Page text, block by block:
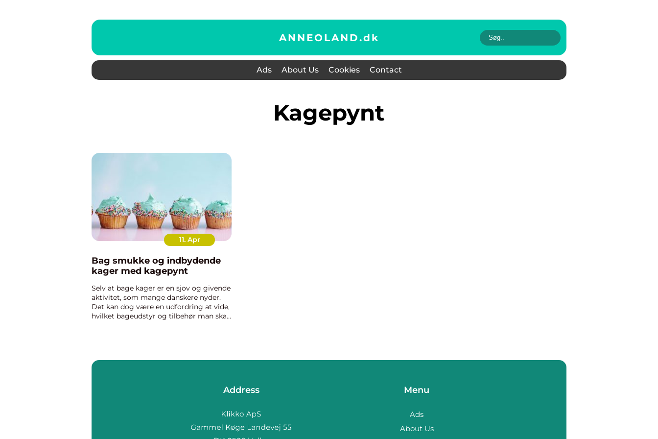
ANNEOLAND.dk
Ads About Us Cookies Contact
Kagepynt
11. Apr
Bag smukke og indbydende
kager med kagepynt
Selv at bage kager er en sjov og givende
aktivitet, som mange danskere nyder.
Det kan dog være en udfordring at vide,
hvilket bageudstyr og tilbehør man skal
Address Menu
Ads
About Us